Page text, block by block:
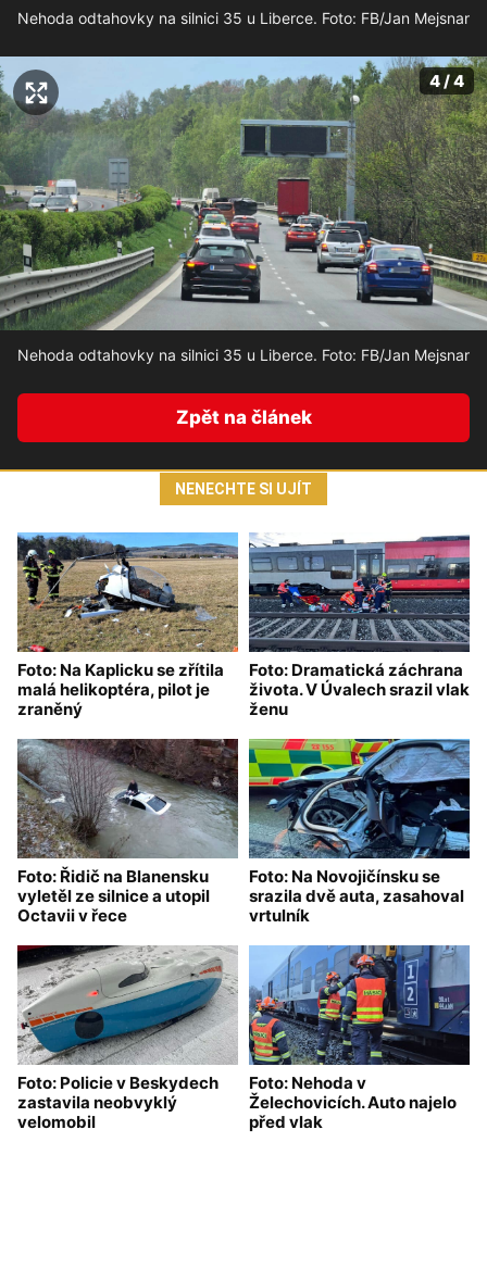
Nehoda odtahovky na silnici 35 u Liberce. Foto: FB/Jan Mejsnar
4 / 4
Nehoda odtahovky na silnici 35 u Liberce. Foto: FB/Jan Mejsnar
Zpět na článek
NENECHTE SI UJÍT
Foto: Na Kaplicku se zřítila
malá helikoptéra, pilot je
zraněný
Foto: Dramatická záchrana
života. V Úvalech srazil vlak
ženu
Foto: Řidič na Blanensku
vyletěl ze silnice a utopil
Octavii v řece
Foto: Na Novojičínsku se
srazila dvě auta, zasahoval
vrtulník
Foto: Policie v Beskydech
zastavila neobvyklý
velomobil
Foto: Nehoda v
Želechovicích. Auto najelo
před vlak